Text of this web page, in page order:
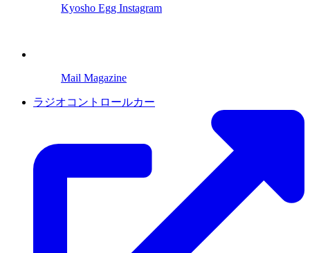
Kyosho Egg Instagram
Mail Magazine
ラジオコントロールカー